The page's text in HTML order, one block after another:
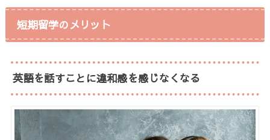
短期留学のメリット
英語を話すことに違和感を感じなくなる